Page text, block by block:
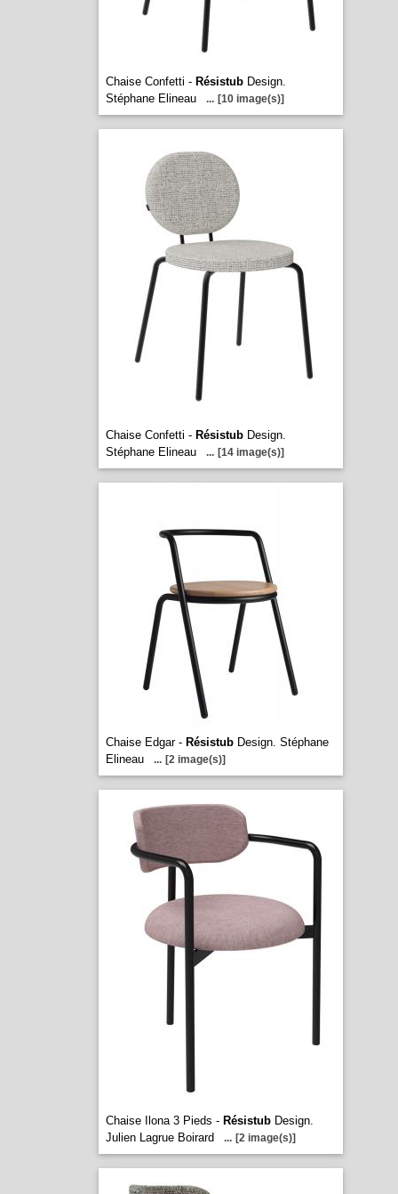
Chaise Confetti - RésistubDesign.
Stéphane Elineau
... [10 image(s)]
Chaise Confetti - RésistubDesign.
Stéphane Elineau
... [14 image(s)]
Chaise Edgar - RésistubDesign. Stéphane
Elineau
... [2 image(s)]
Chaise Ilona 3 Pieds - RésistubDesign.
Julien Lagrue Boirard
... [2 image(s)]